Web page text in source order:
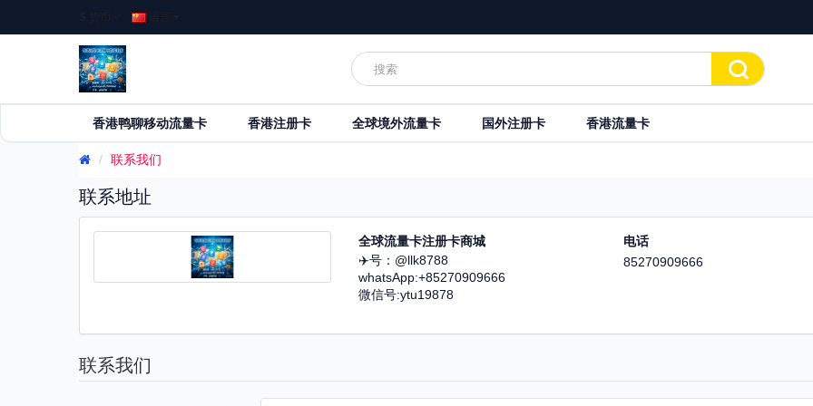

香港鸭聊移动流量卡 香港注册卡 全球境外流量卡 国外注册卡 香港流量卡
联系我们
联系地址
全球流量卡注册卡商城
✈️号：@llk8788
whatsApp:+85270909666
微信号:ytu19878
电话
85270909666
联系我们